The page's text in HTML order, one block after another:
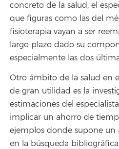
concreto de la salud, el
que figuras como las del
fisioterapia vayan a ser
largo plazo dado su
especialmente las dos
Otro ámbito de la salud en
de gran utilidad es la
estimaciones del
implicar un ahorro de
ejemplos donde supone un
en la búsqueda